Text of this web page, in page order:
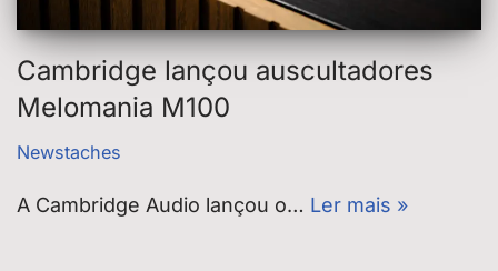
Cambridge lançou auscultadores
Melomania M100
Newstaches
A Cambridge Audio lançou o… Ler mais »